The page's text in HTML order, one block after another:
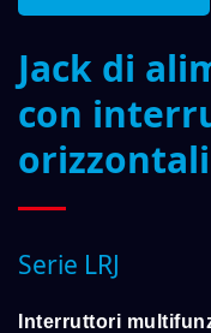
Jack di
con
orizzontali
Serie LRJ
Interruttori